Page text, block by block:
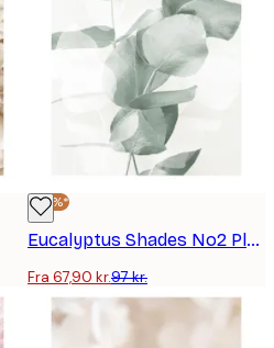
-30%*
Eucalyptus Shades No2 Plakat
Fra 67,90 kr.97 kr.